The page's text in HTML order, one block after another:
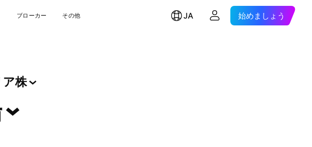
ブローカー その他 JA 始めましょう
株